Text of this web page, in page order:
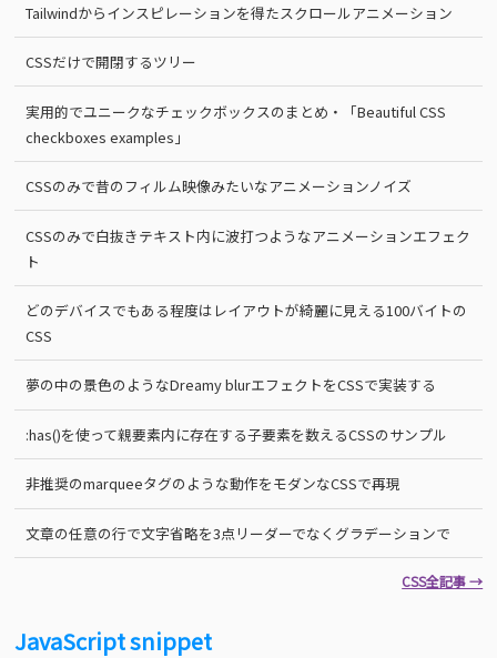
Tailwindからインスピレーションを得たスクロールアニメーション
CSSだけで開閉するツリー
実用的でユニークなチェックボックスのまとめ・「Beautiful CSS
checkboxes examples」
CSSのみで昔のフィルム映像みたいなアニメーションノイズ
CSSのみで白抜きテキスト内に波打つようなアニメーションエフェク
ト
どのデバイスでもある程度はレイアウトが綺麗に見える100バイトの
CSS
夢の中の景色のようなDreamy blurエフェクトをCSSで実装する
:has()を使って親要素内に存在する子要素を数えるCSSのサンプル
非推奨のmarqueeタグのような動作をモダンなCSSで再現
文章の任意の行で文字省略を3点リーダーでなくグラデーションで
CSS全記事 →
JavaScript snippet